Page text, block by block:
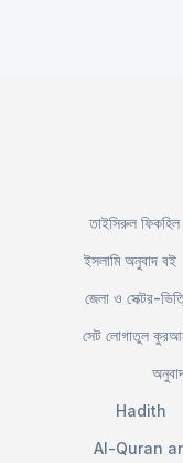
তাইসিরুল ফিকহিল
ইসলামি অনুবাদ বই
জেলা ও সেক্টর-
সেট লোগাতুল
Hadith
Al-Quran